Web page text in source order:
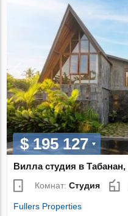
$ 195 127
Вилла студия в Табанан,
Комнат:Студия
Fullers Properties